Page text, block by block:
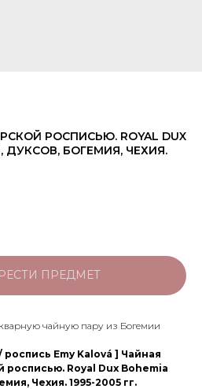
РОСПИСЬЮ. ROYAL DUX
ДУКСОВ, БОГЕМИЯ, ЧЕХИЯ.
ПРЕДМЕТ
чайную пару из Богемии
Emy Kalová ] Чайная
росписью. Royal Dux Bohemia
Чехия. 1995-2005 гг.